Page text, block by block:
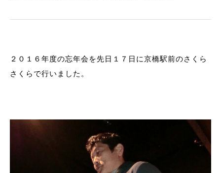
２０１６年度の忘年会を先日１７日に京橋駅前のさくら
さくらで行いました。